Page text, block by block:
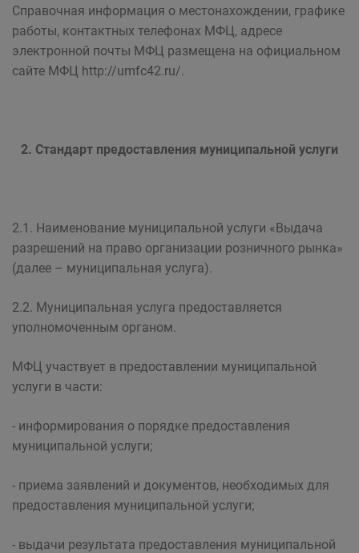
Справочная информация о местонахождении, графике
работы, контактных телефонах МФЦ, адресе
электронной почты МФЦ размещена на официальном
сайте МФЦ http://umfc42.ru/.
2. Стандарт предоставления муниципальной услуги
2.1. Наименование муниципальной услуги «Выдача
разрешений на право организации розничного рынка»
(далее – муниципальная услуга).
2.2. Муниципальная услуга предоставляется
уполномоченным органом.
МФЦ участвует в предоставлении муниципальной
услуги в части:
- информирования о порядке предоставления
муниципальной услуги;
- приема заявлений и документов, необходимых для
предоставления муниципальной услуги;
- выдачи результата предоставления муниципальной